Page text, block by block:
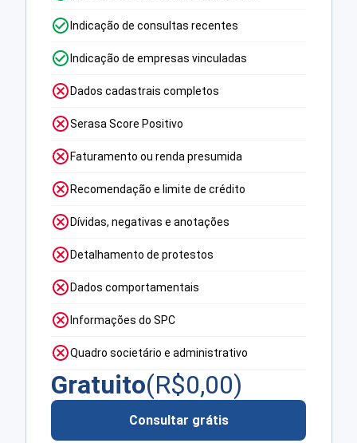
Indicação de consultas recentes
Indicação de empresas vinculadas
Dados cadastrais completos
Serasa Score Positivo
Faturamento ou renda presumida
Recomendação e limite de crédito
Dívidas, negativas e anotações
Detalhamento de protestos
Dados comportamentais
Informações do SPC
Quadro societário e administrativo
Gratuito(R$0,00)
Consultar grátis